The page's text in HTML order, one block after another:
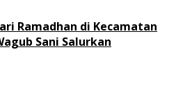
Ramadhan di Kecamatan
Sani Salurkan